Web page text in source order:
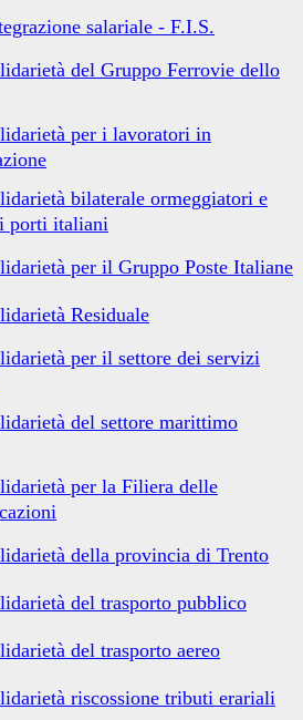
salariale - F.I.S.
del Gruppo Ferrovie dello
per i lavoratori in
bilaterale ormeggiatori e
porti italiani
per il Gruppo Poste Italiane
Residuale
per il settore dei servizi
del settore marittimo
per la Filiera delle
della provincia di Trento
del trasporto pubblico
del trasporto aereo
riscossione tributi erariali